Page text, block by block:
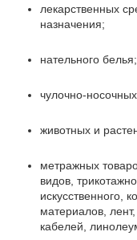
лекарственных
назначения;
нательного белья;
чулочно-
животных и
метражных
видов,
искусственного,
материалов,
кабелей,